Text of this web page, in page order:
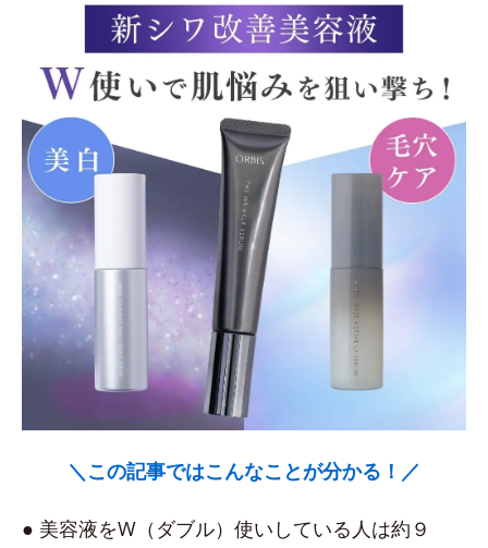
＼この記事ではこんなことが分かる！／
● 美容液をW（ダブル）使いしている人は約９